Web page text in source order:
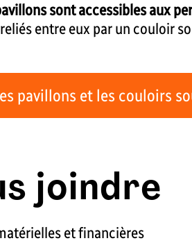
sont accessibles aux
entre eux par un couloir
pavillons et les couloirs
joindre
et financières